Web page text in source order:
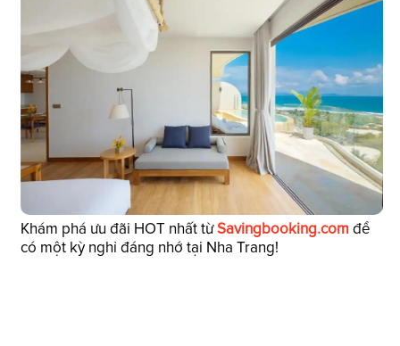
Khám phá ưu đãi HOT nhất từSavingbooking.comđể
có một kỳ nghỉ đáng nhớ tại Nha Trang!